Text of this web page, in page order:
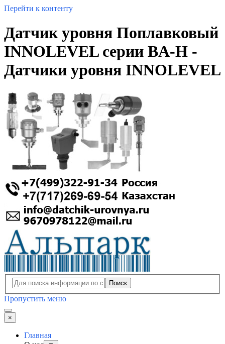
Перейти к контенту
Датчик уровня Поплавковый
INNOLEVEL серии BA-H -
Датчики уровня INNOLEVEL
Поиск
Пропустить меню
×
Главная